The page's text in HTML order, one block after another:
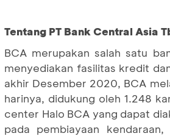
Tentang PT Bank Central Asia
BCA merupakan salah satu
menyediakan fasilitas kredit
akhir Desember 2020, BCA
harinya, didukung oleh 1.248
center Halo BCA yang dapat
pada pembiayaan